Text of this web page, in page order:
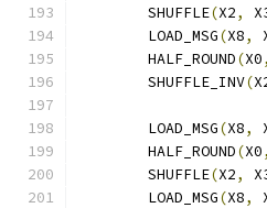
	SHUFFLE
(X2,
	LOAD_MSG
(X8,
	HALF_ROUND
(X0,
	SHUFFLE_INV
(
	LOAD_MSG
(X8,
	HALF_ROUND
(X0,
	SHUFFLE
(X2,
	LOAD_MSG
(X8,